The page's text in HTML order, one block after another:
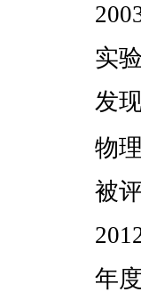
实
发
物
被
年